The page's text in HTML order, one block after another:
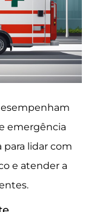
emergência
para lidar com
e atender a